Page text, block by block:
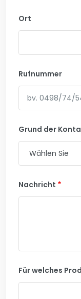
Ort
Rufnummer
Grund der
Nachricht
Für welches